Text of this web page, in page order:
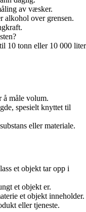
av væsker.
alkohol over grensen.
10 tonn eller 10 000 liter
å måle volum.
spesielt knyttet til
eller materiale.
et objekt tar opp i
et objekt er.
et objekt inneholder.
eller tjeneste.